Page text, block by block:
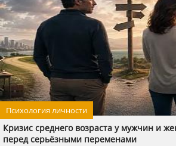
Психология личности
Кризис среднего возраста у мужчин и
перед серьёзными переменами